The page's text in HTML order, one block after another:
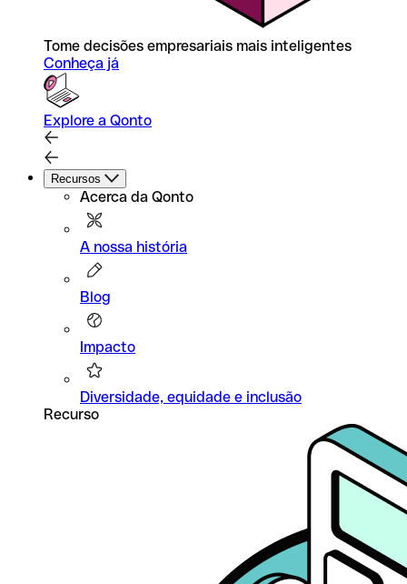
Tome decisões empresariais mais inteligentes
Conheça já
Explore a Qonto
Recursos
Acerca da Qonto
A nossa história
Blog
Impacto
Diversidade, equidade e inclusão
Recurso